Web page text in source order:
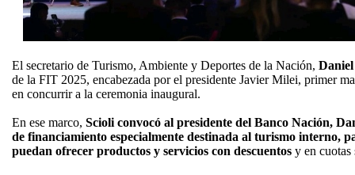
El secretario de Turismo, Ambiente y Deportes de la Nación,
de la FIT 2025, encabezada por el presidente Javier Milei, primer
en concurrir a la ceremonia inaugural.
En ese marco, Scioli convocó al presidente del Banco Nación,
de financiamiento especialmente destinada al turismo interno,
puedan ofrecer productos y servicios con descuentos y en cuotas